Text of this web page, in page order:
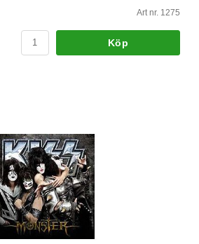
Art nr. 1275
Köp